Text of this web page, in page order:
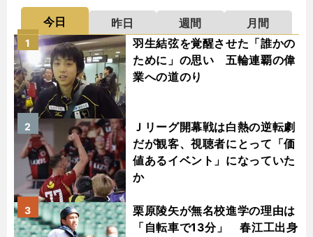
今日 昨日 週間
月間
羽生結弦を覚醒させた「誰かの
ために」の思い 五輪連覇の偉
業への道のり
1
Ｊリーグ開幕戦は白熱の逆転劇
だが観客、視聴者にとって「価
値あるイベント」になっていた
か
2
栗原陵矢が無名校進学の理由は
「自転車で13分」 春江工出身
3